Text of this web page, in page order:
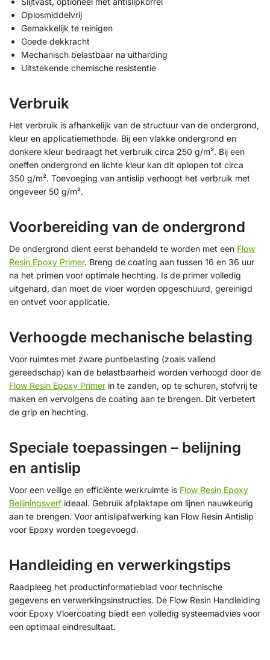
Oplosmiddelvrij
Gemakkelijk te reinigen
Goede dekkracht
Mechanisch belastbaar na uitharding
Uitstekende chemische resistentie
Verbruik
Het verbruik is afhankelijk van de structuur van de ondergrond,
kleur en applicatiemethode. Bij een vlakke ondergrond en
donkere kleur bedraagt het verbruik circa 250 g/m². Bij een
oneffen ondergrond en lichte kleur kan dit oplopen tot circa
350 g/m². Toevoeging van antislip verhoogt het verbruik met
ongeveer 50 g/m².
Voorbereiding van de ondergrond
De ondergrond dient eerst behandeld te worden met een Flow
Resin Epoxy Primer. Breng de coating aan tussen 16 en 36 uur
na het primen voor optimale hechting. Is de primer volledig
uitgehard, dan moet de vloer worden opgeschuurd, gereinigd
en ontvet voor applicatie.
Verhoogde mechanische belasting
Voor ruimtes met zware puntbelasting (zoals vallend
gereedschap) kan de belastbaarheid worden verhoogd door de
Flow Resin Epoxy Primer in te zanden, op te schuren, stofvrij te
maken en vervolgens de coating aan te brengen. Dit verbetert
de grip en hechting.
Speciale toepassingen – belijning
en antislip
Voor een veilige en efficiënte werkruimte is Flow Resin Epoxy
Belijningsverf ideaal. Gebruik afplaktape om lijnen nauwkeurig
aan te brengen. Voor antislipafwerking kan Flow Resin Antislip
voor Epoxy worden toegevoegd.
Handleiding en verwerkingstips
Raadpleeg het productinformatieblad voor technische
gegevens en verwerkingsinstructies. De Flow Resin Handleiding
voor Epoxy Vloercoating biedt een volledig systeemadvies voor
een optimaal eindresultaat.